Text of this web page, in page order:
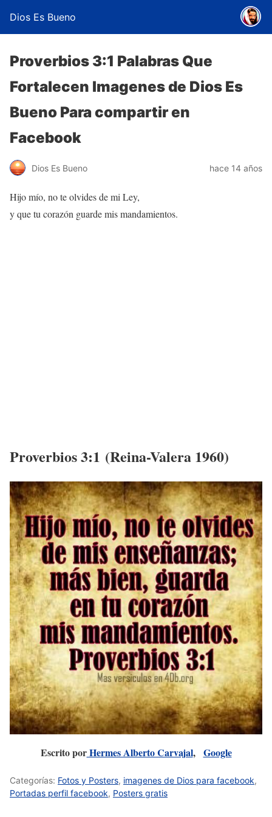
Dios Es Bueno
Proverbios 3:1 Palabras Que
Fortalecen Imagenes de Dios Es
Bueno Para compartir en
Facebook
Dios Es Bueno hace 14 años
Hijo mío, no te olvides de mi Ley,
y que tu corazón guarde mis mandamientos.
Proverbios 3:1 (Reina-Valera 1960)
Escrito porHermes Alberto Carvajal, Google
Categorías: Fotos y Posters, imagenes de Dios para facebook,
Portadas perfil facebook, Posters gratis